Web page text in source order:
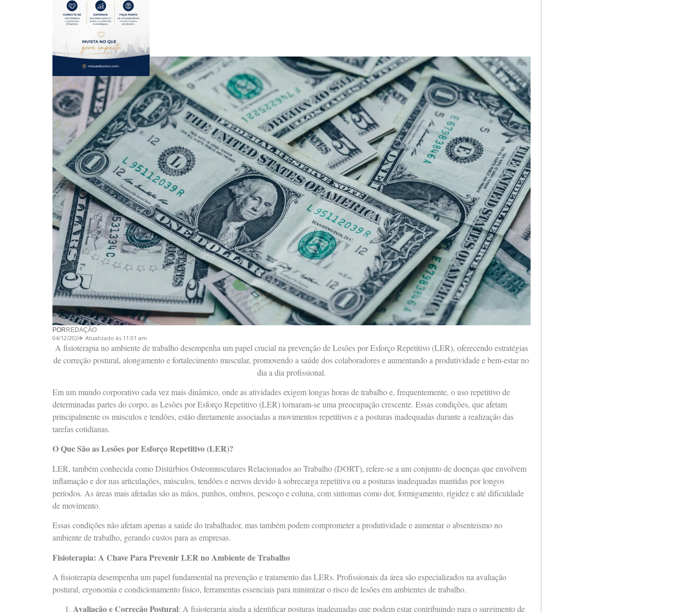
PORREDAÇÃO
04/12/2024 Atualizado às 11:01 am
A fisioterapia no ambiente de trabalho desempenha um papel crucial na prevenção de Lesões por Esforço Repetitivo (LER), oferecendo estratégias
de correção postural, alongamento e fortalecimento muscular, promovendo a saúde dos colaboradores e aumentando a produtividade e bem-estar no
dia a dia profissional.
Em um mundo corporativo cada vez mais dinâmico, onde as atividades exigem longas horas de trabalho e, frequentemente, o uso repetitivo de
determinadas partes do corpo, as Lesões por Esforço Repetitivo (LER) tornaram-se uma preocupação crescente. Essas condições, que afetam
principalmente os músculos e tendões, estão diretamente associadas a movimentos repetitivos e a posturas inadequadas durante a realização das
tarefas cotidianas.
O Que São as Lesões por Esforço Repetitivo (LER)?
LER, também conhecida como Distúrbios Osteomusculares Relacionados ao Trabalho (DORT), refere-se a um conjunto de doenças que envolvem
inflamação e dor nas articulações, músculos, tendões e nervos devido à sobrecarga repetitiva ou a posturas inadequadas mantidas por longos
períodos. As áreas mais afetadas são as mãos, punhos, ombros, pescoço e coluna, com sintomas como dor, formigamento, rigidez e até dificuldade
de movimento.
Essas condições não afetam apenas a saúde do trabalhador, mas também podem comprometer a produtividade e aumentar o absenteísmo no
ambiente de trabalho, gerando custos para as empresas.
Fisioterapia: A Chave Para Prevenir LER no Ambiente de Trabalho
A fisioterapia desempenha um papel fundamental na prevenção e tratamento das LERs. Profissionais da área são especializados na avaliação
postural, ergonomia e condicionamento físico, ferramentas essenciais para minimizar o risco de lesões em ambientes de trabalho.
Avaliação e Correção Postural: A fisioterapia ajuda a identificar posturas inadequadas que podem estar contribuindo para o surgimento de